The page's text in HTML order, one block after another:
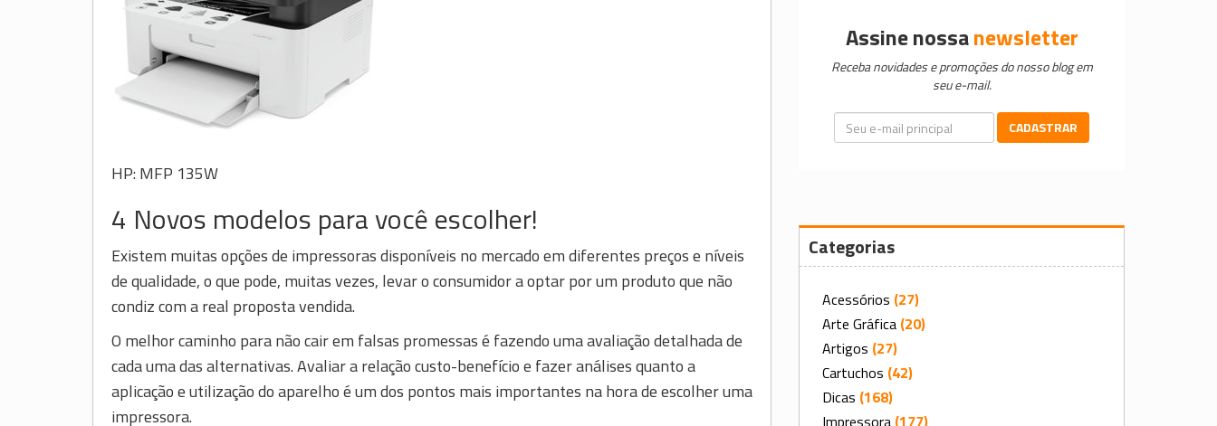
HP: MFP 135W
4 Novos modelos para você escolher!
Existem muitas opções de impressoras disponíveis no mercado em diferentes preços e níveis
de qualidade, o que pode, muitas vezes, levar o consumidor a optar por um produto que não
condiz com a real proposta vendida.
O melhor caminho para não cair em falsas promessas é fazendo uma avaliação detalhada de
cada uma das alternativas. Avaliar a relação custo-benefício e fazer análises quanto a
aplicação e utilização do aparelho é um dos pontos mais importantes na hora de escolher uma
impressora.
Assine nossanewsletter
Receba novidades e promoções do nosso blog em
seu e-mail.
CADASTRAR
Categorias
Acessórios (27)
Arte Gráfica (20)
Artigos (27)
Cartuchos (42)
Dicas (168)
Impressora (177)